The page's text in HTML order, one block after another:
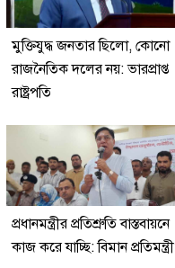
মুক্তিযুদ্ধ জনতার ছিলো, কোনো
রাজনৈতিক দলের নয়: ভারপ্রাপ্ত
রাষ্ট্রপতি
প্রধানমন্ত্রীর প্রতিশ্রুতি বাস্তবায়নে
কাজ করে যাচ্ছি: বিমান প্রতিমন্ত্রী